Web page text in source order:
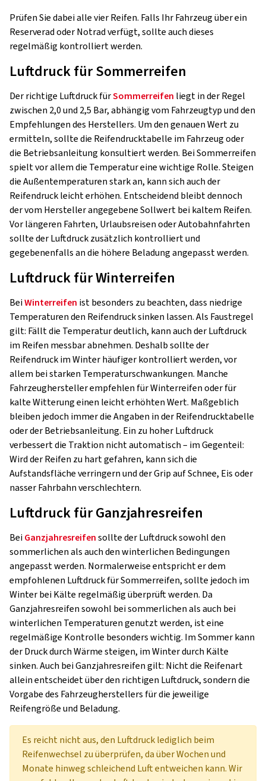
Prüfen Sie dabei alle vier Reifen. Falls Ihr Fahrzeug über ein
Reserverad oder Notrad verfügt, sollte auch dieses
regelmäßig kontrolliert werden.
Luftdruck für Sommerreifen
Der richtige Luftdruck fürSommerreifen liegt in der Regel
zwischen 2,0 und 2,5 Bar, abhängig vom Fahrzeugtyp und den
Empfehlungen des Herstellers. Um den genauen Wert zu
ermitteln, sollte die Reifendrucktabelle im Fahrzeug oder
die Betriebsanleitung konsultiert werden. Bei Sommerreifen
spielt vor allem die Temperatur eine wichtige Rolle. Steigen
die Außentemperaturen stark an, kann sich auch der
Reifendruck leicht erhöhen. Entscheidend bleibt dennoch
der vom Hersteller angegebene Sollwert bei kaltem Reifen.
Vor längeren Fahrten, Urlaubsreisen oder Autobahnfahrten
sollte der Luftdruck zusätzlich kontrolliert und
gegebenenfalls an die höhere Beladung angepasst werden.
Luftdruck für Winterreifen
BeiWinterreifen ist besonders zu beachten, dass niedrige
Temperaturen den Reifendruck sinken lassen. Als Faustregel
gilt: Fällt die Temperatur deutlich, kann auch der Luftdruck
im Reifen messbar abnehmen. Deshalb sollte der
Reifendruck im Winter häufiger kontrolliert werden, vor
allem bei starken Temperaturschwankungen. Manche
Fahrzeughersteller empfehlen für Winterreifen oder für
kalte Witterung einen leicht erhöhten Wert. Maßgeblich
bleiben jedoch immer die Angaben in der Reifendrucktabelle
oder der Betriebsanleitung. Ein zu hoher Luftdruck
verbessert die Traktion nicht automatisch – im Gegenteil:
Wird der Reifen zu hart gefahren, kann sich die
Aufstandsfläche verringern und der Grip auf Schnee, Eis oder
nasser Fahrbahn verschlechtern.
Luftdruck für Ganzjahresreifen
BeiGanzjahresreifensollte der Luftdruck sowohl den
sommerlichen als auch den winterlichen Bedingungen
angepasst werden. Normalerweise entspricht er dem
empfohlenen Luftdruck für Sommerreifen, sollte jedoch im
Winter bei Kälte regelmäßig überprüft werden. Da
Ganzjahresreifen sowohl bei sommerlichen als auch bei
winterlichen Temperaturen genutzt werden, ist eine
regelmäßige Kontrolle besonders wichtig. Im Sommer kann
der Druck durch Wärme steigen, im Winter durch Kälte
sinken. Auch bei Ganzjahresreifen gilt: Nicht die Reifenart
allein entscheidet über den richtigen Luftdruck, sondern die
Vorgabe des Fahrzeugherstellers für die jeweilige
Reifengröße und Beladung.
Es reicht nicht aus, den Luftdruck lediglich beim
Reifenwechsel zu überprüfen, da über Wochen und
Monate hinweg schleichend Luft entweichen kann. Wir